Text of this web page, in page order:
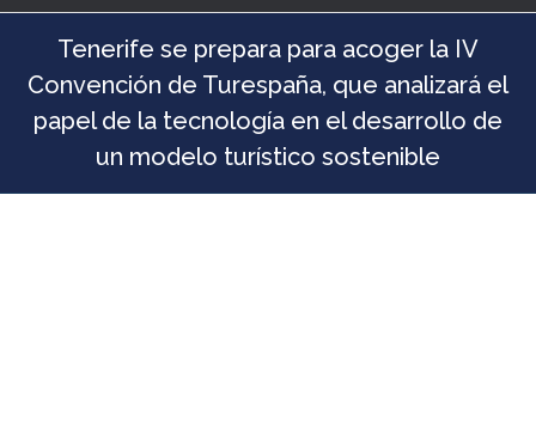
Tenerife se prepara para acoger la IV
Convención de Turespaña, que analizará el